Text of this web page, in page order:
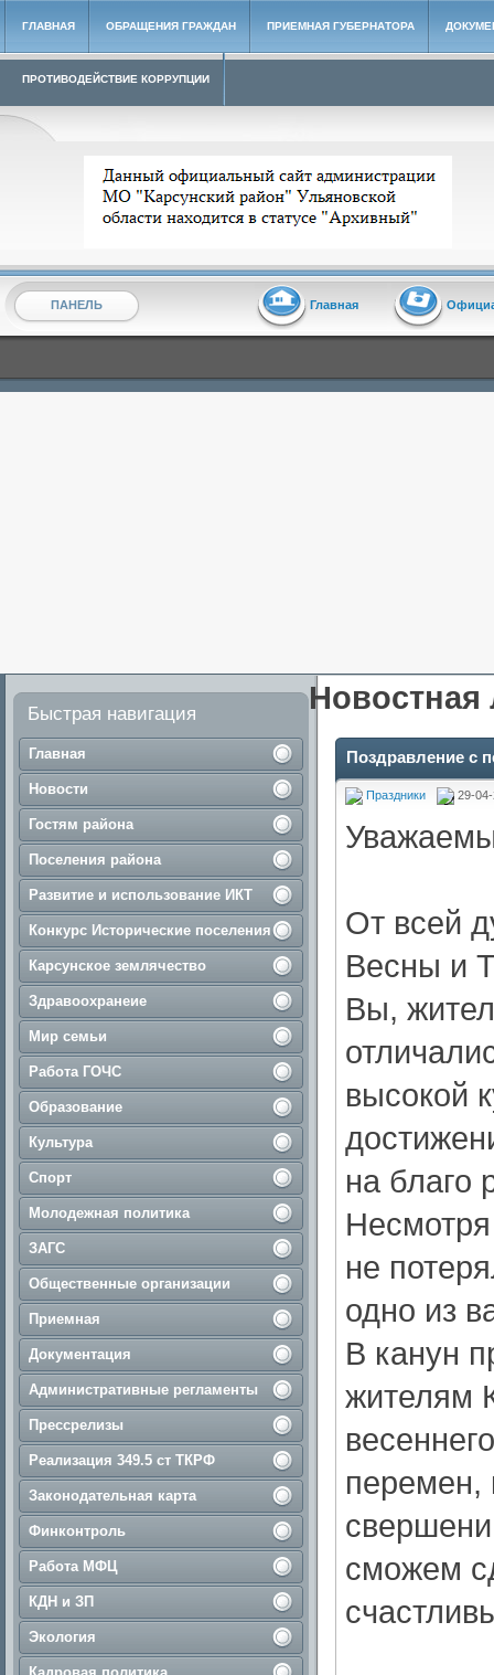
ГЛАВНАЯ ОБРАЩЕНИЯ ГРАЖДАН ПРИЕМНАЯ ГУБЕРНАТОРА
ПРОТИВОДЕЙСТВИЕ КОРРУПЦИИ
Архивный сайт администрации МО "Карсунский район"
ПАНЕЛЬ Главная
Быстрая навигация
Главная
Новости
Гостям района
Поселения района
Развитие и использование ИКТ
Конкурс Исторические поселения
Карсунское землячество
Здравоохранеие
Мир семьи
Работа ГОЧС
Образование
Культура
Спорт
Молодежная политика
ЗАГС
Общественные организации
Приемная
Документация
Административные регламенты
Прессрелизы
Реализация 349.5 ст ТКРФ
Законодательная карта
Финконтроль
Работа МФЦ
КДН и ЗП
Экология
Новостная
Поздравление с
Праздники 29-
От всей
Весны и
Вы,
высокой
на благо
не
одно из
В канун
жителям
перемен,
сможем